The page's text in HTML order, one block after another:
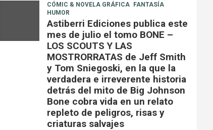
CÓMIC & NOVELA GRÁFICA
FANTASÍA
HUMOR
Astiberri Ediciones publica este
mes de julio el tomo BONE –
LOS SCOUTS Y LAS
MOSTRORRATAS de Jeff Smith
y Tom Sniegoski, en la que la
verdadera e irreverente historia
detrás del mito de Big Johnson
Bone cobra vida en un relato
repleto de peligros, risas y
criaturas salvajes